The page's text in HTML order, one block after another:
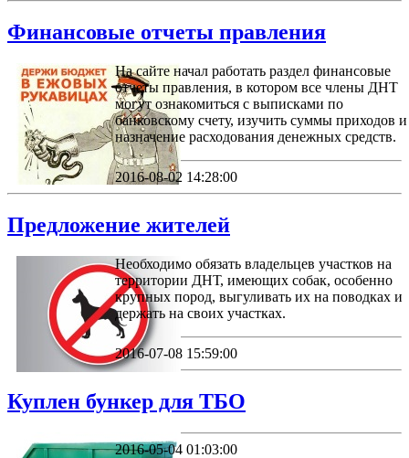
Финансовые отчеты правления
На сайте начал работать раздел финансовые
отчеты правления, в котором все члены ДНТ
могут ознакомиться с выписками по
банковскому счету, изучить суммы приходов и
назначение расходования денежных средств.
2016-08-02 14:28:00
Предложение жителей
Необходимо обязать владельцев участков на
территории ДНТ, имеющих собак, особенно
крупных пород, выгуливать их на поводках и
держать на своих участках.
2016-07-08 15:59:00
Куплен бункер для ТБО
2016-05-04 01:03:00